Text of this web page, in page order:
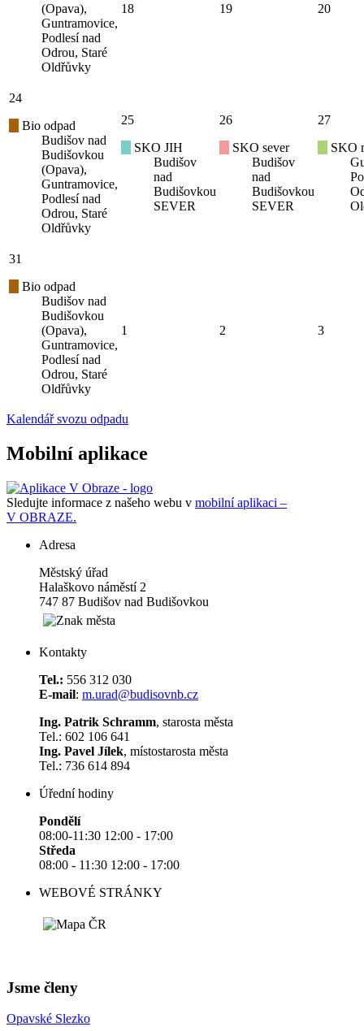
(Opava),
Guntramovice,
Podlesí nad
Odrou, Staré
Oldřůvky
18 19 20
24
Bio odpad
Budišov nad
Budišovkou
(Opava),
Guntramovice,
Podlesí nad
Odrou, Staré
Oldřůvky
25
SKO JIH
Budišov
nad
Budišovkou
SEVER
26
SKO sever
Budišov
nad
Budišovkou
SEVER
27
SKO
31
Bio odpad
Budišov nad
Budišovkou
(Opava),
Guntramovice,
Podlesí nad
Odrou, Staré
Oldřůvky
1 2 3
Kalendář svozu odpadu
Mobilní aplikace
Sledujte informace z našeho webu v mobilní aplikaci –
V OBRAZE.
Adresa
Městský úřad
Halaškovo náměstí 2
747 87 Budišov nad Budišovkou
Kontakty
Tel.: 556 312 030
E-mail: m.urad@budisovnb.cz
Ing. Patrik Schramm, starosta města
Tel.: 602 106 641
Ing. Pavel Jílek, místostarosta města
Tel.: 736 614 894
Úřední hodiny
Pondělí
08:00-11:30 12:00 - 17:00
Středa
08:00 - 11:30 12:00 - 17:00
WEBOVÉ STRÁNKY
Jsme členy
Opavské Slezko